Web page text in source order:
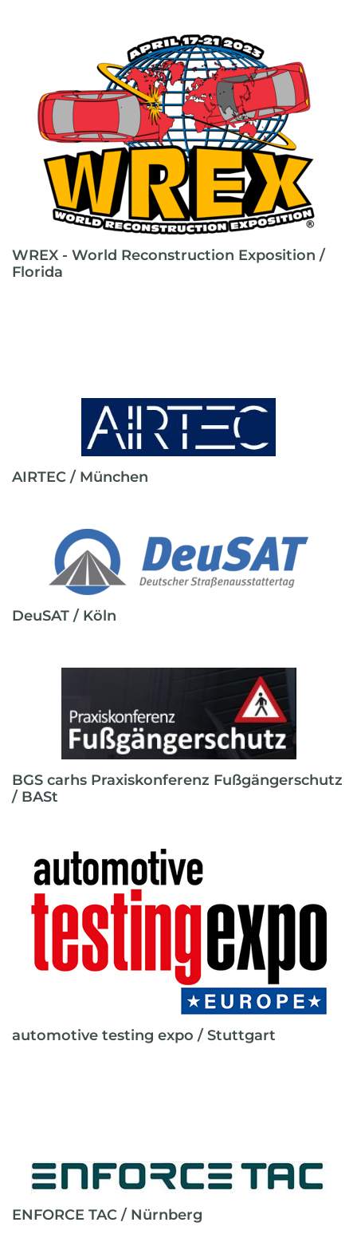
WREX - World Reconstruction Exposition /
Florida
AIRTEC / München
DeuSAT / Köln
BGS carhs Praxiskonferenz Fußgängerschutz
/ BASt
automotive testing expo / Stuttgart
ENFORCE TAC / Nürnberg